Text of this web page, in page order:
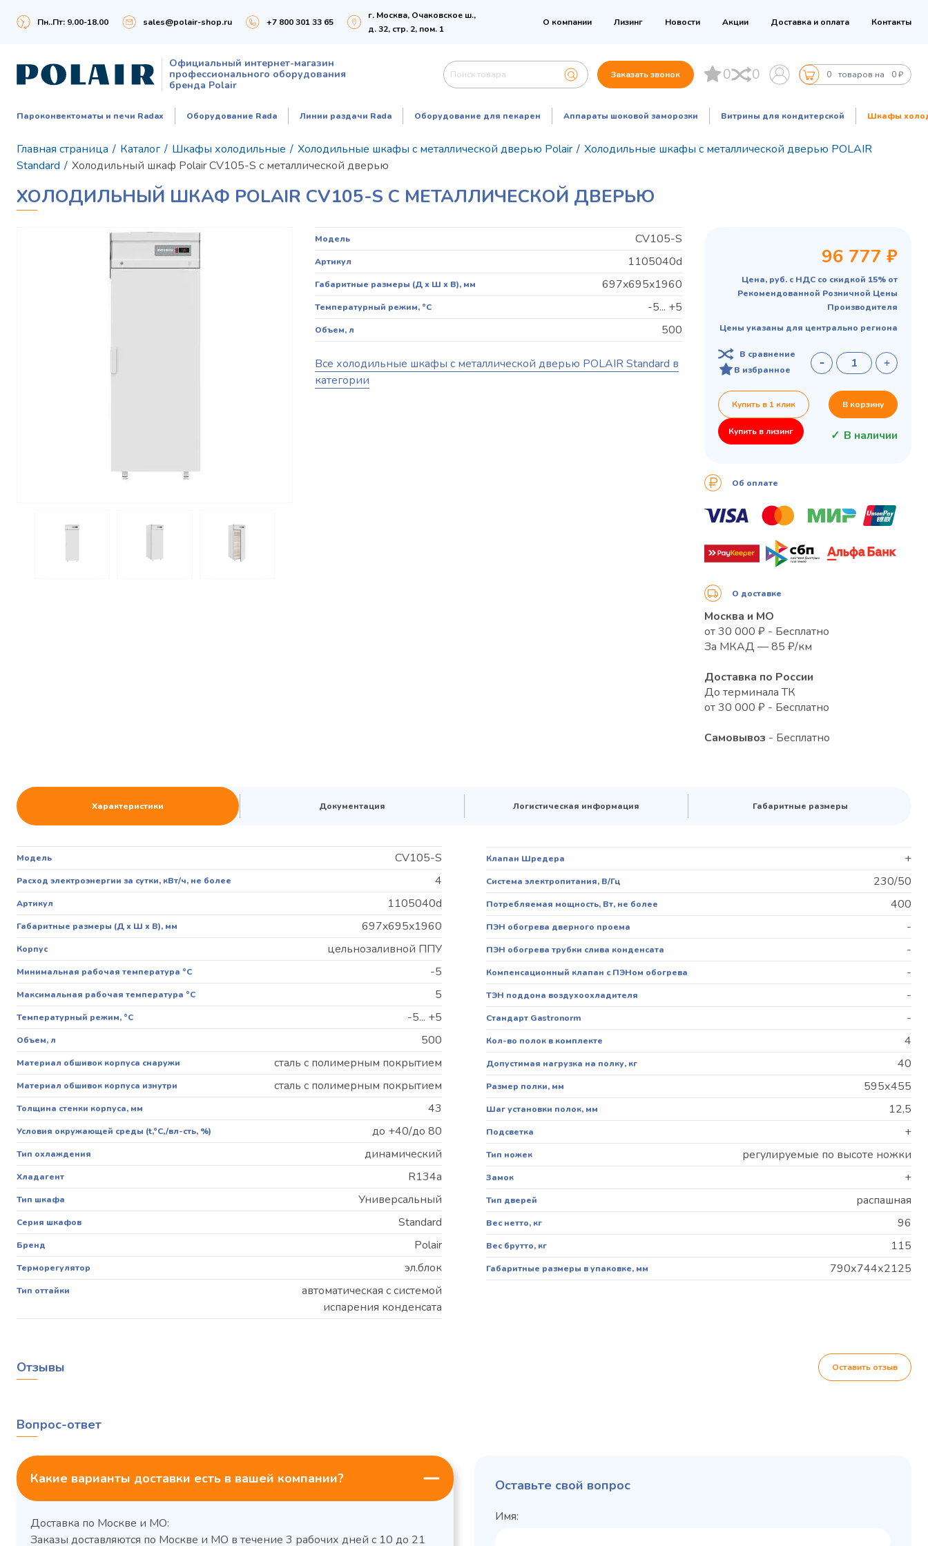
Пн..Пт: 9.00-18.00 sales@polair-shop.ru +7 800 301 33 65
г. Москва, Очаковское ш.,
д. 32, стр. 2, пом. 1
О компании Лизинг Новости Акции Доставка и оплата Контакты
Официальный интернет-магазин
профессионального оборудования
бренда Polair
Заказать звонок 0 0 0 товаров на 0 ₽
Пароконвектоматы и печи Radax Оборудование Rada Линии раздачи Rada Оборудование для пекарен Аппараты шоковой заморозки Витрины для кондитерской Шкафы
Главная страница / Каталог / Шкафы холодильные / Холодильные шкафы с металлической дверью Polair / Холодильные шкафы с металлической дверью POLAIR
Standard / Холодильный шкаф Polair CV105-S с металлической дверью
ХОЛОДИЛЬНЫЙ ШКАФ POLAIR CV105-S С МЕТАЛЛИЧЕСКОЙ ДВЕРЬЮ
Модель CV105-S
Артикул 1105040d
Габаритные размеры (Д х Ш х В), мм 697x695x1960
Температурный режим, °C -5... +5
Объем, л 500
Все холодильные шкафы с металлической дверью POLAIR Standard в
категории
96 777 ₽
Цена, руб. с НДС со скидкой 15% от
Рекомендованной Розничной Цены
Производителя
Цены указаны для центрально региона
В сравнение
В избранное
Купить в 1 клик В корзину
Купить в лизинг В наличии
Об оплате
О доставке
Москва и МО
от 30 000 ₽ - Бесплатно
За МКАД — 85 ₽/км
Доставка по России
До терминала ТК
от 30 000 ₽ - Бесплатно
Самовывоз - Бесплатно
Характеристики Документация Логистическая информация Габаритные размеры
Модель CV105-S
Расход электроэнергии за сутки, кВт/ч, не более 4
Артикул 1105040d
Габаритные размеры (Д х Ш х В), мм 697x695x1960
Корпус цельнозаливной ППУ
Минимальная рабочая температура °С -5
Максимальная рабочая температура °С 5
Температурный режим, °C -5... +5
Объем, л 500
Материал обшивок корпуса снаружи сталь с полимерным покрытием
Материал обшивок корпуса изнутри сталь с полимерным покрытием
Толщина стенки корпуса, мм 43
Условия окружающей среды (t,°C,/вл-сть, %) до +40/до 80
Тип охлаждения динамический
Хладагент R134a
Тип шкафа Универсальный
Серия шкафов Standard
Бренд Polair
Терморегулятор эл.блок
Тип оттайки
автоматическая с системой
испарения конденсата
Клапан Шредера +
Система электропитания, В/Гц 230/50
Потребляемая мощность, Вт, не более 400
ПЭН обогрева дверного проема -
ПЭН обогрева трубки слива конденсата -
Компенсационный клапан с ПЭНом обогрева -
ТЭН поддона воздухоохладителя -
Стандарт Gastronorm -
Кол-во полок в комплекте 4
Допустимая нагрузка на полку, кг 40
Размер полки, мм 595х455
Шаг установки полок, мм 12,5
Подсветка +
Тип ножек регулируемые по высоте ножки
Замок +
Тип дверей распашная
Вес нетто, кг 96
Вес брутто, кг 115
Габаритные размеры в упаковке, мм 790х744х2125
Отзывы Оставить отзыв
Вопрос-ответ
Какие варианты доставки есть в вашей компании?
Доставка по Москве и МО:
Заказы доставляются по Москве и МО в течение 3 рабочих дней с 10 до 21
Оставьте свой вопрос
Имя: